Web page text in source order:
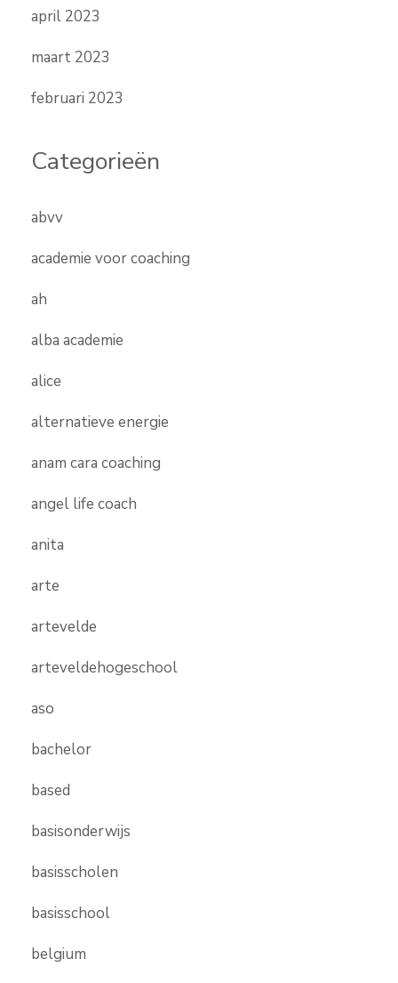
april 2023
maart 2023
februari 2023
Categorieën
abvv
academie voor coaching
ah
alba academie
alice
alternatieve energie
anam cara coaching
angel life coach
anita
arte
artevelde
arteveldehogeschool
aso
bachelor
based
basisonderwijs
basisscholen
basisschool
belgium